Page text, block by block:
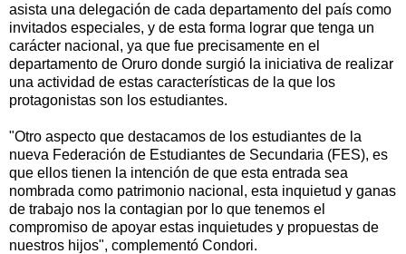
asista una delegación de cada departamento del país como
invitados especiales, y de esta forma lograr que tenga un
carácter nacional, ya que fue precisamente en el
departamento de Oruro donde surgió la iniciativa de realizar
una actividad de estas características de la que los
protagonistas son los estudiantes.
"Otro aspecto que destacamos de los estudiantes de la
nueva Federación de Estudiantes de Secundaria (FES), es
que ellos tienen la intención de que esta entrada sea
nombrada como patrimonio nacional, esta inquietud y ganas
de trabajo nos la contagian por lo que tenemos el
compromiso de apoyar estas inquietudes y propuestas de
nuestros hijos", complementó Condori.